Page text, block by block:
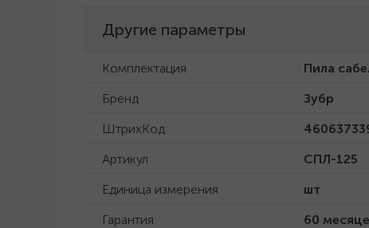
Другие параметры
Комплектация
Пила
Бренд
Зубр
ШтрихКод
Артикул
СПЛ-125
Единица измерения
шт
Гарантия
60